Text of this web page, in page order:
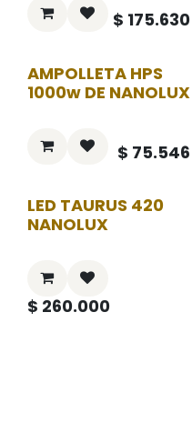
$ 175.630
AMPOLLETA HPS
1000w DE NANOLUX
$ 75.546
LED TAURUS 420
NANOLUX
$ 260.000